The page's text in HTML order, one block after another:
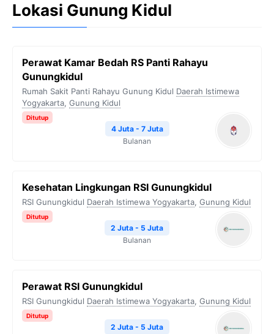
Lokasi Gunung Kidul
Perawat Kamar Bedah RS Panti Rahayu
Gunungkidul
Rumah Sakit Panti Rahayu Gunung Kidul Daerah Istimewa
Yogyakarta, Gunung Kidul
Ditutup
4 Juta - 7 Juta
Bulanan
Kesehatan Lingkungan RSI Gunungkidul
RSI Gunungkidul Daerah Istimewa Yogyakarta, Gunung Kidul
Ditutup
2 Juta - 5 Juta
Bulanan
Perawat RSI Gunungkidul
RSI Gunungkidul Daerah Istimewa Yogyakarta, Gunung Kidul
Ditutup
2 Juta - 5 Juta